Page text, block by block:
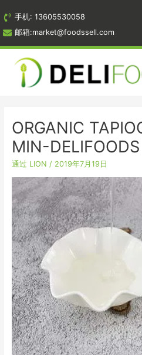
到
内
容
手机: 13605530058
邮箱:market@foodssell.com
ORGANIC
MIN-DELIFOODS
通过 LION / 2019年7月19日